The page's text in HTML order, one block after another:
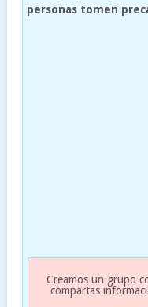
personas tomen
Creamos un grupo
compartas